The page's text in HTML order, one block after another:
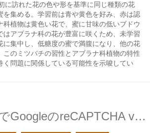
に訪れた花の色や形を基準に同じ種類の花
を集める。学習前は青や黄色を好み、赤は認
科植物は黄色い花で、蜜に甘味の低いブドウ
はアブラナ科の花が豊富に咲くため、未学習
に集中し、低糖度の蜜で満腹になり、他の花
このミツバチの習性とアブラナ科植物の特性
く問題に関係している可能性を示唆してい
SOY InquiryでGoogleのreCAPTCHA v3に対応しました